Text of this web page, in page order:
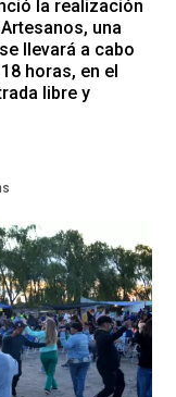
la realización
una
llevará a cabo
horas, en el
libre y